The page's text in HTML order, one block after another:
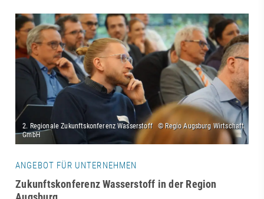
ANGEBOT FÜR UNTERNEHMEN
Zukunftskonferenz Wasserstoff in der Region